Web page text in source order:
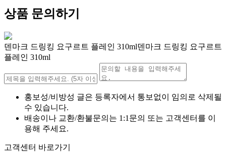
상품 문의하기
덴마크 드링킹 요구르트 플레인 310ml덴마크 드링킹 요구르트
플레인 310ml
홍보성/비방성 글은 등록자에서 통보없이 임의로 삭제될
수 있습니다.
배송이나 교환/환불문의는 1:1문의 또는 고객센터를 이
용해 주세요.
고객센터 바로가기